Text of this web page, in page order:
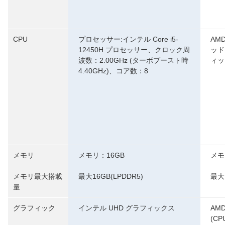
CPU
メモリ
メモリ最大搭載
量
グラフィック
プロセッサー:インテル Core i5-
12450H プロセッサー、クロック周
波数：2.00GHz (ターボブースト時
4.40GHz)、コア数：8
メモリ：16GB
最大16GB(LPDDR5)
インテル UHD グラフィックス
ッ
ィ
メ
最